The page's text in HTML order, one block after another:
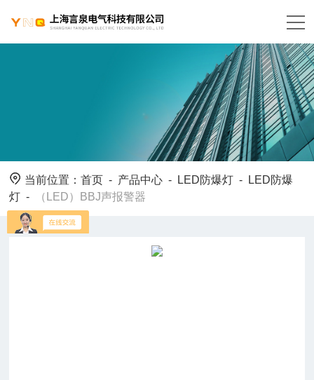
当前位置：首页 - 产品中心 - LED防爆灯 -
LED防爆
灯 - （LED）BBJ声报警器